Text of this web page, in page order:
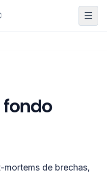
☰
de brechas,